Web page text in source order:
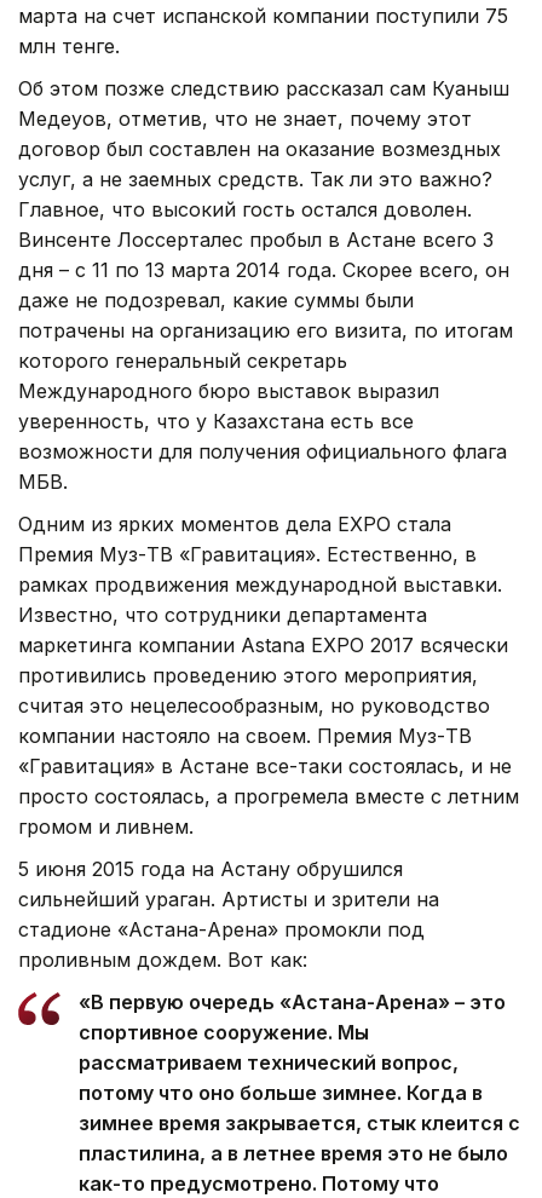
марта на счет испанской компании поступили 75
млн тенге.
Об этом позже следствию рассказал сам Куаныш
Медеуов, отметив, что не знает, почему этот
договор был составлен на оказание возмездных
услуг, а не заемных средств. Так ли это важно?
Главное, что высокий гость остался доволен.
Винсенте Лоссерталес пробыл в Астане всего 3
дня – с 11 по 13 марта 2014 года. Скорее всего, он
даже не подозревал, какие суммы были
потрачены на организацию его визита, по итогам
которого генеральный секретарь
Международного бюро выставок выразил
уверенность, что у Казахстана есть все
возможности для получения официального флага
МБВ.
Одним из ярких моментов дела EXPO стала
Премия Муз-ТВ «Гравитация». Естественно, в
рамках продвижения международной выставки.
Известно, что сотрудники департамента
маркетинга компании Astana EXPO 2017 всячески
противились проведению этого мероприятия,
считая это нецелесообразным, но руководство
компании настояло на своем. Премия Муз-ТВ
«Гравитация» в Астане все-таки состоялась, и не
просто состоялась, а прогремела вместе с летним
громом и ливнем.
5 июня 2015 года на Астану обрушился
сильнейший ураган. Артисты и зрители на
стадионе «Астана-Арена» промокли под
проливным дождем. Вот как:
«В первую очередь «Астана-Арена» – это
спортивное сооружение. Мы
рассматриваем технический вопрос,
потому что оно больше зимнее. Когда в
зимнее время закрывается, стык клеится с
пластилина, а в летнее время это не было
как-то предусмотрено. Потому что